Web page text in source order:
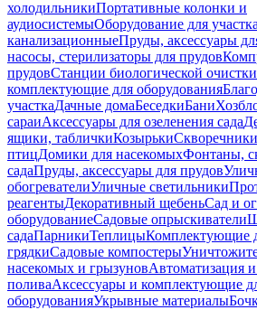
холодильникиПортативные колонки и
аудиосистемыОборудование для участка
канализационныеПруды, аксессуары
насосы, стерилизаторы для прудов
прудовСтанции биологической очистки
комплектующие для оборудования
участкаДачные домаБеседкиБани
сараиАксессуары для озеленения сада
ящики, табличкиКозырьки
птицДомики для насекомыхФонтаны,
садаПруды, аксессуары для прудов
обогревателиУличные светильники
реагентыДекоративный щебеньСад и
оборудованиеСадовые опрыскиватели
садаПарникиТеплицыКомплектующие
грядкиСадовые компостеры
насекомых и грызуновАвтоматизация
поливаАксессуары и комплектующие
оборудованияУкрывные материалы